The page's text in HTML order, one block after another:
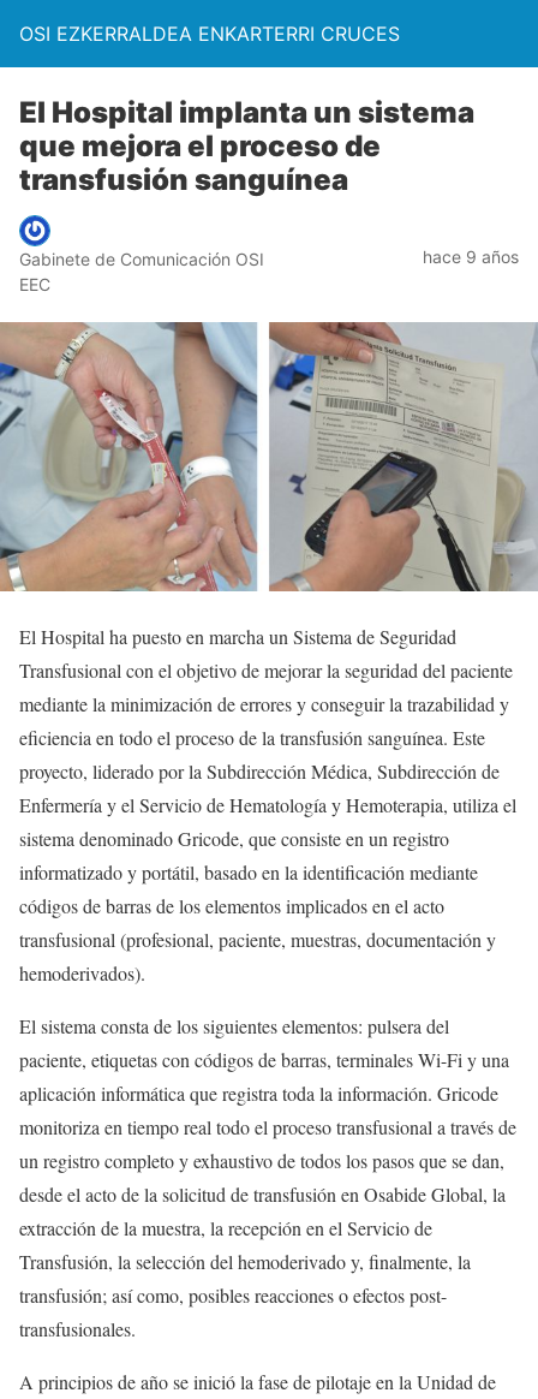
OSI EZKERRALDEA ENKARTERRI CRUCES
El Hospital implanta un sistema
que mejora el proceso de
transfusión sanguínea
Gabinete de Comunicación OSI
EEC
hace 9 años
El Hospital ha puesto en marcha un Sistema de Seguridad
Transfusional con el objetivo de mejorar la seguridad del paciente
mediante la minimización de errores y conseguir la trazabilidad y
eficiencia en todo el proceso de la transfusión sanguínea. Este
proyecto, liderado por la Subdirección Médica, Subdirección de
Enfermería y el Servicio de Hematología y Hemoterapia, utiliza el
sistema denominado Gricode, que consiste en un registro
informatizado y portátil, basado en la identificación mediante
códigos de barras de los elementos implicados en el acto
transfusional (profesional, paciente, muestras, documentación y
hemoderivados).
El sistema consta de los siguientes elementos: pulsera del
paciente, etiquetas con códigos de barras, terminales Wi-Fi y una
aplicación informática que registra toda la información. Gricode
monitoriza en tiempo real todo el proceso transfusional a través de
un registro completo y exhaustivo de todos los pasos que se dan,
desde el acto de la solicitud de transfusión en Osabide Global, la
extracción de la muestra, la recepción en el Servicio de
Transfusión, la selección del hemoderivado y, finalmente, la
transfusión; así como, posibles reacciones o efectos post-
transfusionales.
A principios de año se inició la fase de pilotaje en la Unidad de